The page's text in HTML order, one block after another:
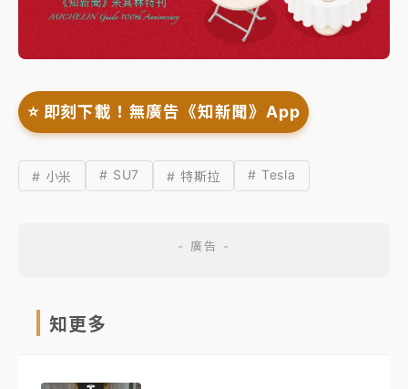
⭐️ 即刻下載！無廣告《知新聞》App
# 小米 # SU7 # 特斯拉 # Tesla
知更多